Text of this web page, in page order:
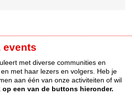
events
met diverse communities en
met haar lezers en volgers. Heb je
aan één van onze activiteiten of wil
op een van de buttons hieronder.